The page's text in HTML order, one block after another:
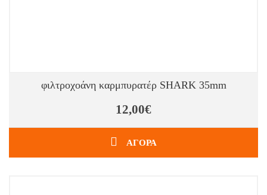
φιλτροχοάνη καρμπυρατέρ SHARK 35mm
12,00€
ΑΓΟΡΑ